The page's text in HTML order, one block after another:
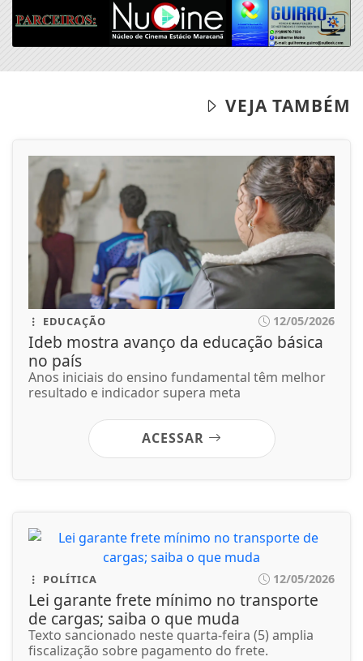
VEJA TAMBÉM
EDUCAÇÃO 12/05/2026
Ideb mostra avanço da educação básica
no país
Anos iniciais do ensino fundamental têm melhor
resultado e indicador supera meta
ACESSAR
POLÍTICA 12/05/2026
Lei garante frete mínimo no transporte
de cargas; saiba o que muda
Texto sancionado neste quarta-feira (5) amplia
fiscalização sobre pagamento do frete.